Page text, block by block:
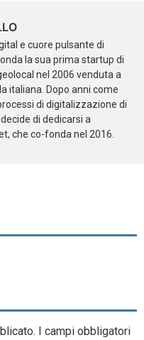
e cuore pulsante di
la sua prima startup di
nel 2006 venduta a
italiana. Dopo anni come
di digitalizzazione di
di dedicarsi a
che co-fonda nel 2016.
I campi obbligatori